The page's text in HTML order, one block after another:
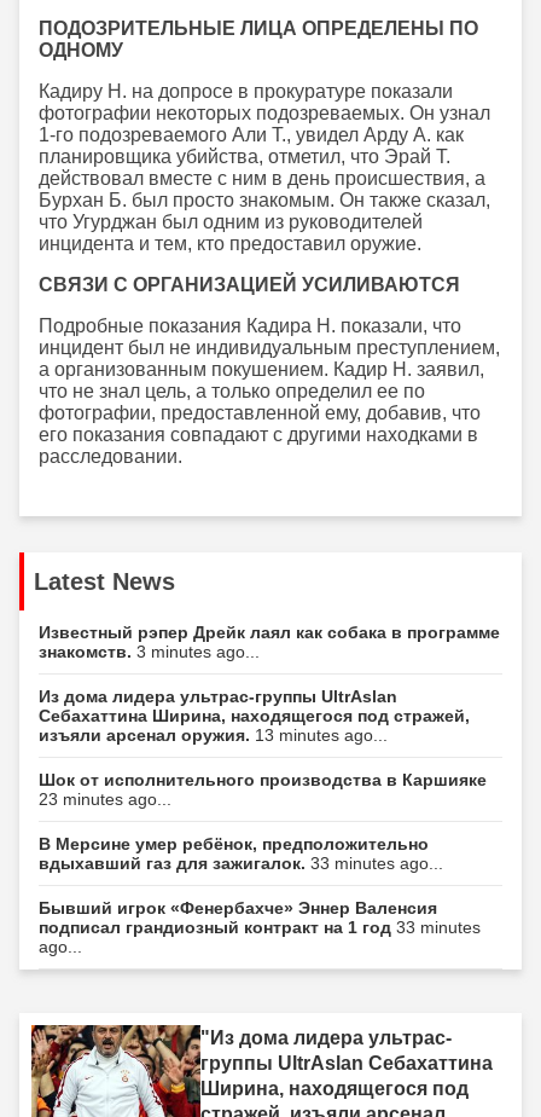
ПОДОЗРИТЕЛЬНЫЕ ЛИЦА ОПРЕДЕЛЕНЫ ПО
ОДНОМУ
Кадиру Н. на допросе в прокуратуре показали
фотографии некоторых подозреваемых. Он узнал
1-го подозреваемого Али Т., увидел Арду А. как
планировщика убийства, отметил, что Эрай Т.
действовал вместе с ним в день происшествия, а
Бурхан Б. был просто знакомым. Он также сказал,
что Угурджан был одним из руководителей
инцидента и тем, кто предоставил оружие.
СВЯЗИ С ОРГАНИЗАЦИЕЙ УСИЛИВАЮТСЯ
Подробные показания Кадира Н. показали, что
инцидент был не индивидуальным преступлением,
а организованным покушением. Кадир Н. заявил,
что не знал цель, а только определил ее по
фотографии, предоставленной ему, добавив, что
его показания совпадают с другими находками в
расследовании.
Latest News
Известный рэпер Дрейк лаял как собака в программе
знакомств. 3 minutes ago...
Из дома лидера ультрас-группы UltrAslan
Себахаттина Ширина, находящегося под стражей,
изъяли арсенал оружия. 13 minutes ago...
Шок от исполнительного производства в Каршияке
23 minutes ago...
В Мерсине умер ребёнок, предположительно
вдыхавший газ для зажигалок. 33 minutes ago...
Бывший игрок «Фенербахче» Эннер Валенсия
подписал грандиозный контракт на 1 год 33 minutes
ago...
"Из дома лидера ультрас-
группы UltrAslan Себахаттина
Ширина, находящегося под